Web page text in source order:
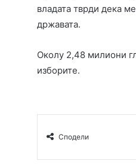
владата тврди дека
државата.
Околу 2,48 милиони
изборите.
Сподели